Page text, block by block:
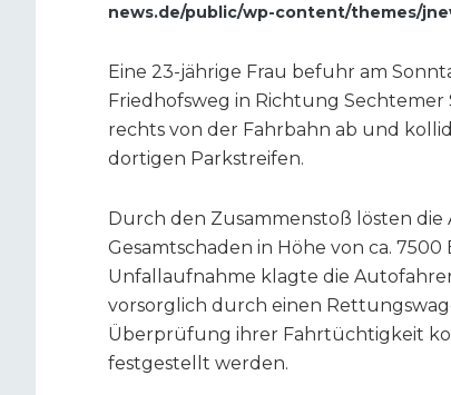
news.de/public/wp-content/themes/
Eine 23-jährige Frau befuhr am
Friedhofsweg in Richtung Sechtemer
rechts von der Fahrbahn ab und
dortigen Parkstreifen.
Durch den Zusammenstoß lösten die
Gesamtschaden in Höhe von ca.
Unfallaufnahme klagte die
vorsorglich durch einen
Überprüfung ihrer Fahrtüchtigkeit
festgestellt werden.